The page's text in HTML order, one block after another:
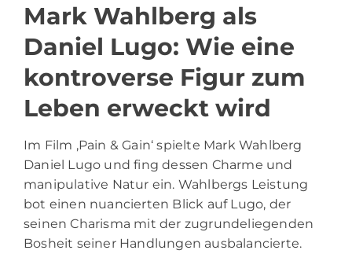
Mark Wahlberg als
Daniel Lugo: Wie eine
kontroverse Figur zum
Leben erweckt wird
Im Film ‚Pain & Gain‘ spielte Mark Wahlberg
Daniel Lugo und fing dessen Charme und
manipulative Natur ein. Wahlbergs Leistung
bot einen nuancierten Blick auf Lugo, der
seinen Charisma mit der zugrundeliegenden
Bosheit seiner Handlungen ausbalancierte.